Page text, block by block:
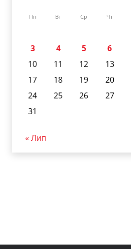
Пн Вт Ср Чт
3
4 5 6
10
11 12 13
17
18 19 20
24
25 26 27
31
« Лип